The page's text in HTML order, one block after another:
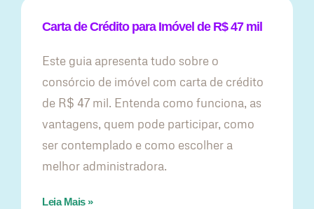
Carta de Crédito para Imóvel de R$ 47 mil
Este guia apresenta tudo sobre o
consórcio de imóvel com carta de crédito
de R$ 47 mil. Entenda como funciona, as
vantagens, quem pode participar, como
ser contemplado e como escolher a
melhor administradora.
Leia Mais »